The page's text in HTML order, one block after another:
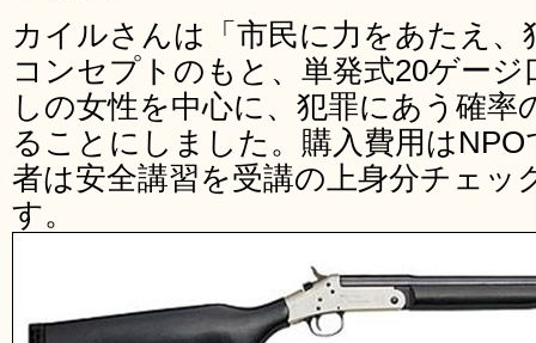
カイルさんは「市民に力をあたえ
コンセプトのもと、単発式20ゲー
しの女性を中心に、犯罪にあう確率
ることにしました。購入費用は
者は安全講習を受講の上身分チェッ
す。